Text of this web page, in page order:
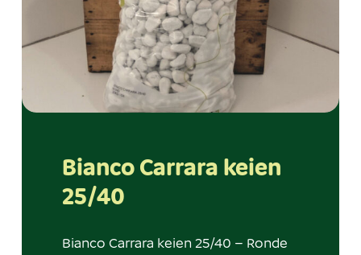
Bianco Carrara keien
25/40
Bianco Carrara keien 25/40 – Ronde